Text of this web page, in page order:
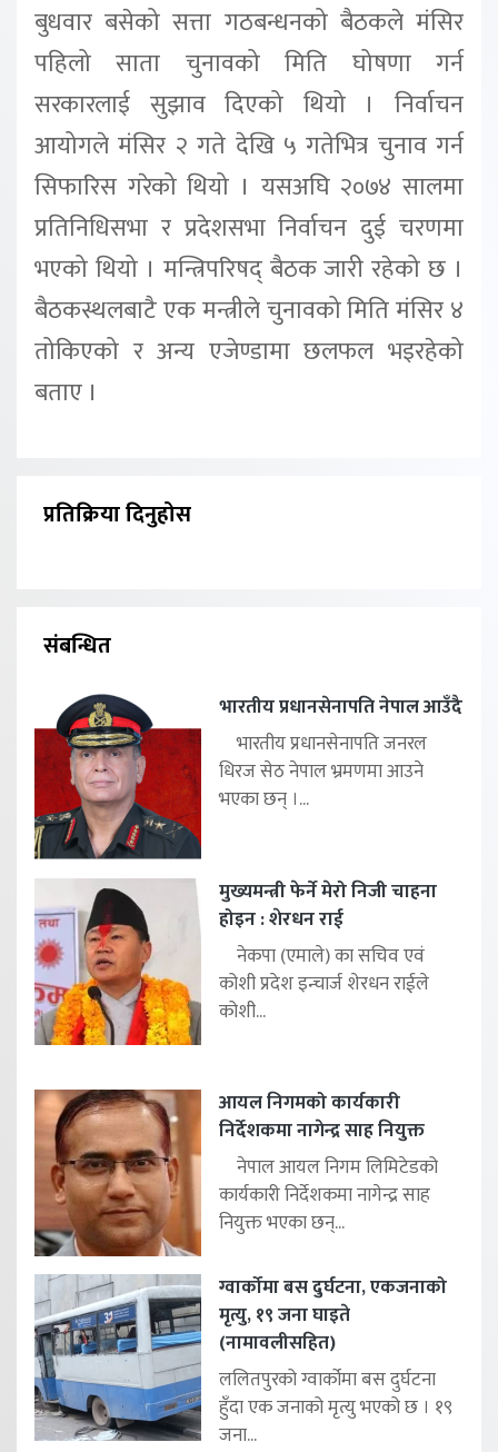
बुधवार बसेको सत्ता गठबन्धनको बैठकले मंसिर
पहिलो साता चुनावको मिति घोषणा गर्न
सरकारलाई सुझाव दिएको थियो । निर्वाचन
आयोगले मंसिर २ गते देखि ५ गतेभित्र चुनाव गर्न
सिफारिस गरेको थियो । यसअघि २०७४ सालमा
प्रतिनिधिसभा र प्रदेशसभा निर्वाचन दुई चरणमा
भएको थियो । मन्त्रिपरिषद् बैठक जारी रहेको छ ।
बैठकस्थलबाटै एक मन्त्रीले चुनावको मिति मंसिर ४
तोकिएको र अन्य एजेण्डामा छलफल भइरहेको
बताए ।
प्रतिक्रिया दिनुहोस
संबन्धित
भारतीय प्रधानसेनापति नेपाल आउँदै
भारतीय प्रधानसेनापति जनरल
धिरज सेठ नेपाल भ्रमणमा आउने
भएका छन् ।...
मुख्यमन्त्री फेर्ने मेरो निजी चाहना
होइन : शेरधन राई
नेकपा (एमाले) का सचिव एवं
कोशी प्रदेश इन्चार्ज शेरधन राईले
कोशी...
आयल निगमको कार्यकारी
निर्देशकमा नागेन्द्र साह नियुक्त
नेपाल आयल निगम लिमिटेडको
कार्यकारी निर्देशकमा नागेन्द्र साह
नियुक्त भएका छन्...
ग्वार्कोमा बस दुर्घटना, एकजनाको
मृत्यु, १९ जना घाइते
(नामावलीसहित)
ललितपुरको ग्वार्कोमा बस दुर्घटना
हुँदा एक जनाको मृत्यु भएको छ । १९
जना...